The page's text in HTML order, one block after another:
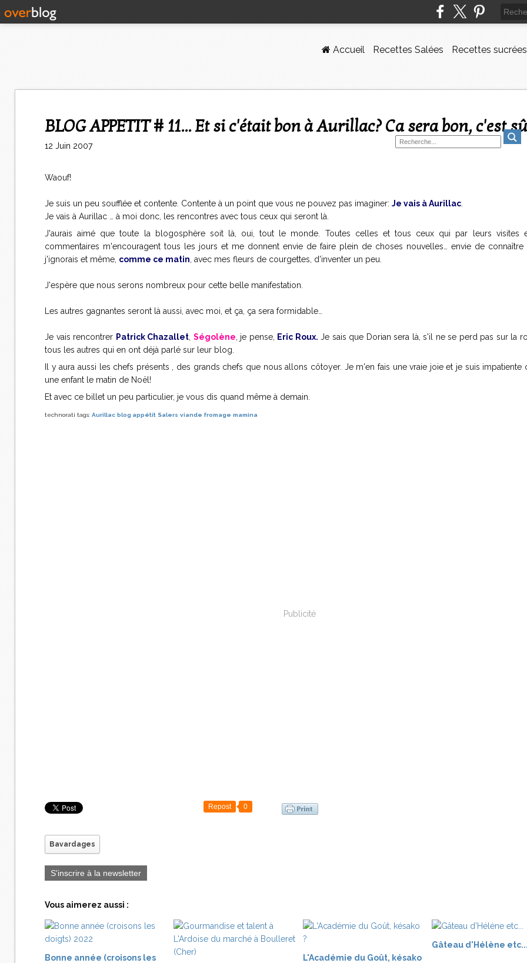
Accueil Recettes Salées Recettes sucrées
BLOG APPETIT # 11... Et si c'était bon à Aurillac? Ca sera bon, c'est
12 Juin 2007
Waouf!
Je suis un peu soufflée et contente. Contente à un point que vous ne pouvez pas imaginer: Je vais à Aurillac
Je vais à Aurillac … à moi donc, les rencontres avec tous ceux qui seront là.
J'aurais aimé que toute la blogosphère soit là, oui, tout le monde. Toutes celles et tous ceux qui par leurs visites
commentaires m'encouragent tous les jours et me donnent envie de faire plein de choses nouvelles… envie de connaître
j'ignorais et même, comme ce matin , avec mes fleurs de courgettes, d'inventer un peu.
J'espère que nous serons nombreux pour cette belle manifestation.
Les autres gagnantes seront là aussi, avec moi, et ça, ça sera formidable…
Je vais rencontrer Patrick Chazallet Ségolène , je pense, Eric Roux. Je sais que Dorian sera là, s'il ne se perd pas sur la
tous les autres qui en ont déjà parlé sur leur blog.
Il y aura aussi les chefs présents , des grands chefs que nous allons côtoyer. Je m'en fais une vraie joie et je suis impatiente
une enfant le matin de Noël!
Et avec ce billet un peu particulier, je vous dis quand même à demain.
technorati tags: Aurillac blog appétit Salers viande fromage mamina
Publicité
Repost 0
Bavardages
S'inscrire à la newsletter
Vous aimerez aussi :
Bonne année (croisons les
L'Académie du Goût, késako
Gâteau d'Hélène